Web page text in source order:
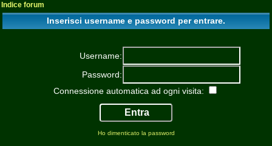
Indice forum
Inserisci username e password per entrare.
Username:
Password:
Connessione automatica ad ogni visita:
Ho dimenticato la password